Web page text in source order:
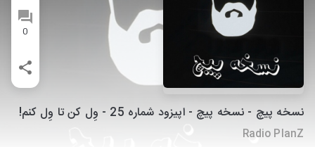
0
نسخه پیچ - نسخه پیچ - اپیزود شماره 25 - وِل کن تا وِل کنم!
Radio PlanZ